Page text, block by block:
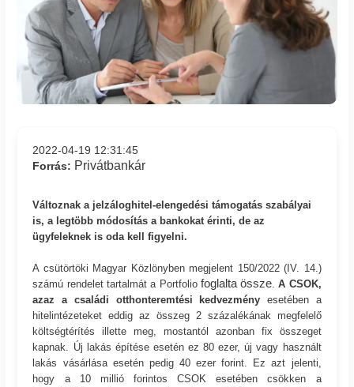
2022-04-19 12:31:45
Forrás: Privátbankár
Változnak a jelzáloghitel-elengedési támogatás szabályai
is, a legtöbb módosítás a bankokat érinti, de az
ügyfeleknek is oda kell figyelni.
A csütörtöki Magyar Közlönyben megjelent 150/2022 (IV. 14.)
számú rendelet tartalmát a Portfolio foglalta össze A CSOK,
azaz a családi otthonteremtési kedvezmény esetében a
hitelintézeteket eddig az összeg 2 százalékának megfelelő
költségtérítés illette meg, mostantól azonban fix összeget
kapnak. Új lakás építése esetén ez 80 ezer, új vagy használt
lakás vásárlása esetén pedig 40 ezer forint. Ez azt jelenti,
hogy a 10 millió forintos CSOK esetében csökken a